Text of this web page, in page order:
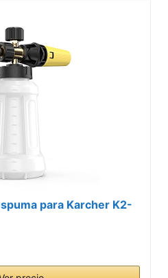
para Karcher K2-